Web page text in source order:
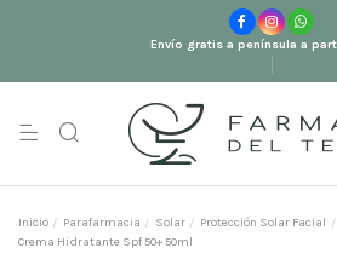
Envío gratis a península a
Inicio Parafarmacia Solar Protección Solar Facial
Crema Hidratante Spf 50+ 50ml